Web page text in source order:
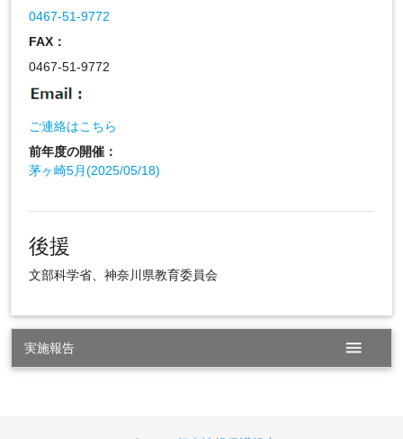
0467-51-9772
FAX：
0467-51-9772
ご連絡はこちら
前年度の開催：
茅ヶ崎5月(2025/05/18)
後援
文部科学省、神奈川県教育委員会
実施報告 menu